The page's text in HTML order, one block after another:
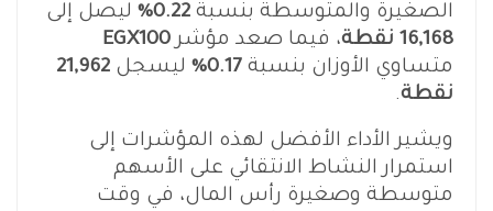
الصغيرة والمتوسطة بنسبة 0.22%
ليصل إلى
16,168 نقطة
، فيما صعد مؤشر EGX100
متساوي الأوزان بنسبة 0.17% ليسجل 21,962
نقطة.
ويشير الأداء الأفضل لهذه المؤشرات إلى
استمرار النشاط الانتقائي على الأسهم
متوسطة وصغيرة رأس المال، في وقت